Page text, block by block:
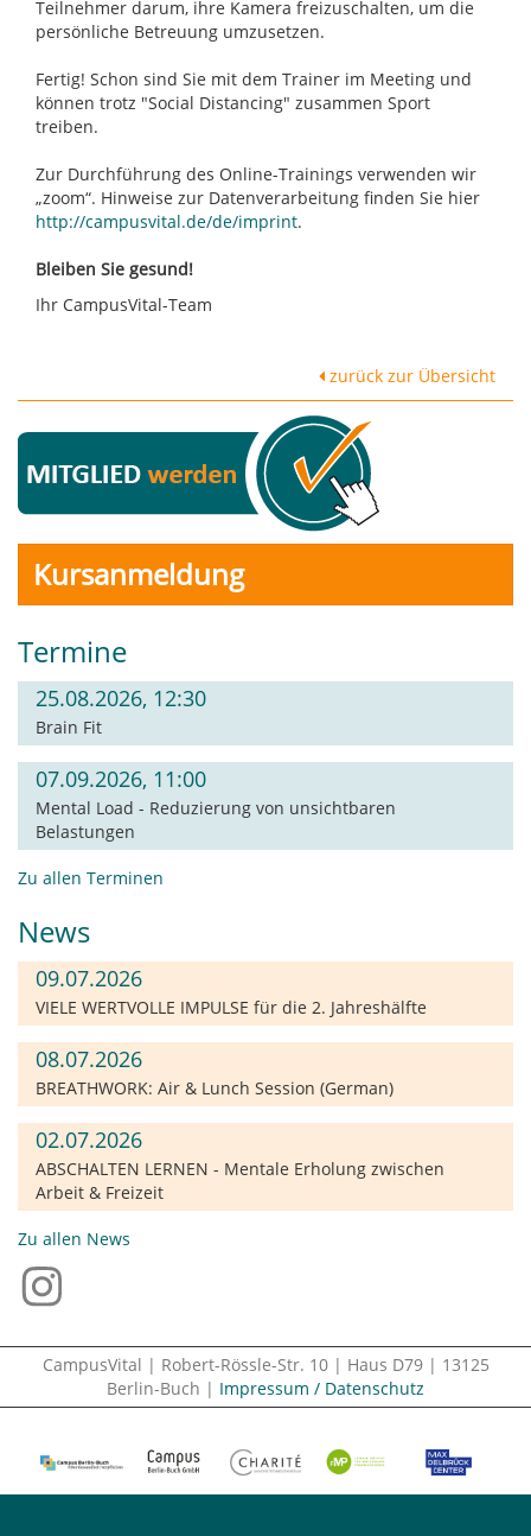
Teilnehmer darum, ihre Kamera freizuschalten, um die
persönliche Betreuung umzusetzen.
Fertig! Schon sind Sie mit dem Trainer im Meeting und
können trotz "Social Distancing" zusammen Sport
treiben.
Zur Durchführung des Online-Trainings verwenden wir
„zoom“. Hinweise zur Datenverarbeitung finden Sie hier
http://campusvital.de/de/imprint.
Bleiben Sie gesund!
Ihr CampusVital-Team
zurück zur Übersicht
Kursanmeldung
Termine
25.08.2026, 12:30
Brain Fit
07.09.2026, 11:00
Mental Load - Reduzierung von unsichtbaren
Belastungen
Zu allen Terminen
News
09.07.2026
VIELE WERTVOLLE IMPULSE für die 2. Jahreshälfte
08.07.2026
BREATHWORK: Air & Lunch Session (German)
02.07.2026
ABSCHALTEN LERNEN - Mentale Erholung zwischen
Arbeit & Freizeit
Zu allen News
CampusVital | Robert-Rössle-Str. 10 | Haus D79 | 13125
Berlin-Buch | Impressum / Datenschutz